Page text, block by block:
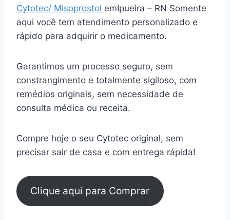
Cytotec/ Misoprostol emIpueira – RN Somente
aqui você tem atendimento personalizado e
rápido para adquirir o medicamento.
Garantimos um processo seguro, sem
constrangimento e totalmente sigiloso, com
remédios originais, sem necessidade de
consulta médica ou receita.
Compre hoje o seu Cytotec original, sem
precisar sair de casa e com entrega rápida!
Clique aqui para Comprar